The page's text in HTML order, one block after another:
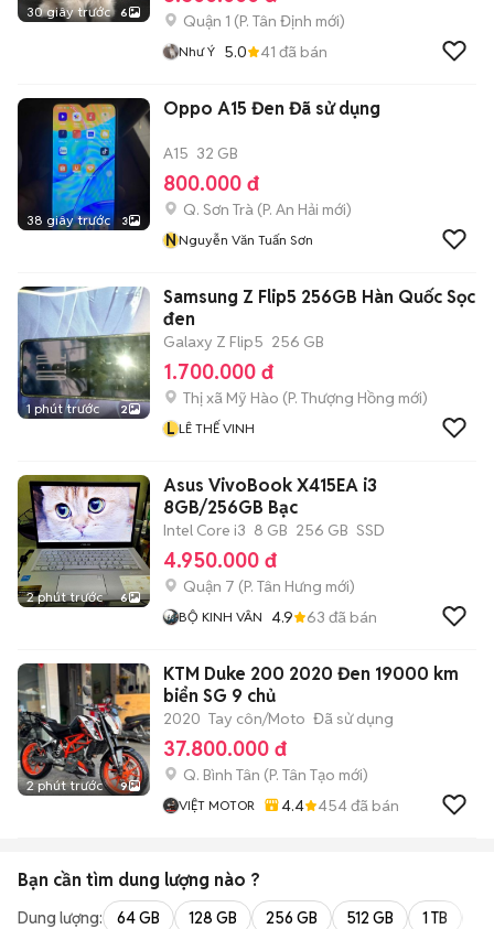
30 giây trước 6 Quận 1 (P. Tân Định mới)
Như Ý 5.0 41 đã bán
38 giây trước 3
Oppo A15 Đen Đã sử dụng
A15 32 GB
800.000 đ
Q. Sơn Trà (P. An Hải mới)
NNguyễn Văn Tuấn Sơn
1 phút trước 2
Samsung Z Flip5 256GB Hàn Quốc Sọc
đen
Galaxy Z Flip5 256 GB
1.700.000 đ
Thị xã Mỹ Hào (P. Thượng Hồng mới)
L LÊ THẾ VINH
2 phút trước 6
Asus VivoBook X415EA i3
8GB/256GB Bạc
Intel Core i3 8 GB 256 GB SSD
4.950.000 đ
Quận 7 (P. Tân Hưng mới)
BỘ KINH VÂN 4.9 63 đã bán
2 phút trước 9
KTM Duke 200 2020 Đen 19000 km
biển SG 9 chủ
2020 Tay côn/Moto Đã sử dụng
37.800.000 đ
Q. Bình Tân (P. Tân Tạo mới)
VIỆT MOTOR 4.4 454đã bán
Bạn cần tìm dung lượng nào ?
Dung lượng: 64 GB 128 GB 256 GB 512 GB 1 TB